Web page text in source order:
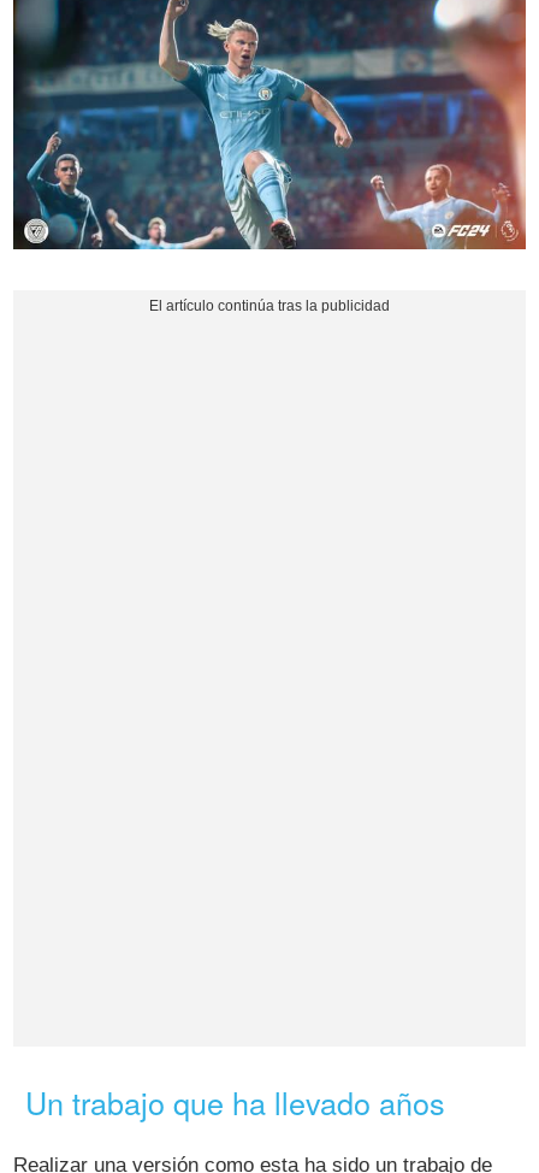
Un trabajo que ha llevado años
Realizar una versión como esta ha sido un trabajo de